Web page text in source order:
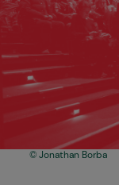
Jonathan Borba